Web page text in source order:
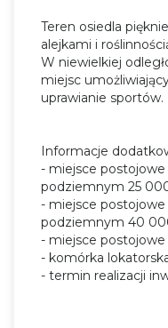
Teren osiedla
alejkami i
W niewielkiej
miejsc
uprawianie sportów.
Informacje
- miejsce
podziemnym 25
- miejsce
podziemnym 40
- miejsce
- komórka
- termin realizacji